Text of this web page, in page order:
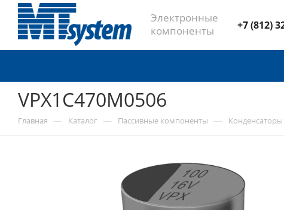
Электронные
компоненты
+7 (812)
VPX1C470M0506
Главная — Каталог — Пассивные компоненты — Конденсаторы